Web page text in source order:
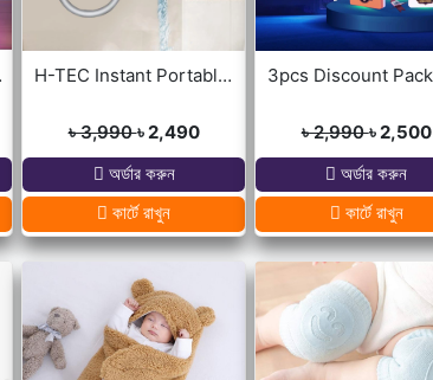
H-TEC Instant Portable Geyser
৳ 3,990৳ 2,490
অর্ডার করুন
কার্টে রাখুন
৳ 2,990৳ 2,500
অর্ডার করুন
কার্টে রাখুন